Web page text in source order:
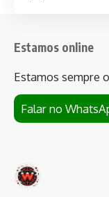
Estamos online
Estamos sempre
Falar no